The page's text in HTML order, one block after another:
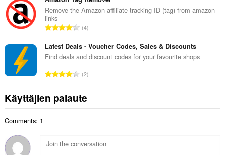
e
s
:
a
y
h
e
e
s
:
i
i
a
y
h
e
n
:
Remove the Amazon affiliate tracking ID (tag) from amazon
links
A
v
i
i
a
y
e
e
4
Latest Deals - Voucher Codes, Sales & Discounts
Find deals and discount codes for your favourite shops
A
v
i
t
a
2
Käyttäjien palaute
Comments: 1